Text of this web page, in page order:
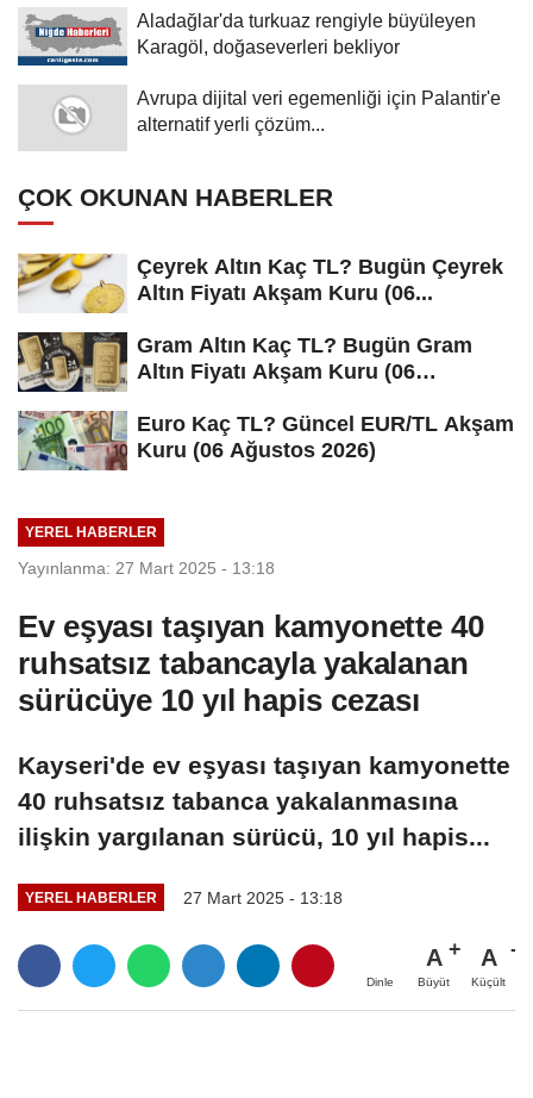
Aladağlar'da turkuaz rengiyle büyüleyen
Karagöl, doğaseverleri bekliyor
Avrupa dijital veri egemenliği için Palantir'e
alternatif yerli çözüm...
ÇOK OKUNAN HABERLER
Çeyrek Altın Kaç TL? Bugün Çeyrek
Altın Fiyatı Akşam Kuru (06...
Gram Altın Kaç TL? Bugün Gram
Altın Fiyatı Akşam Kuru (06
Euro Kaç TL? Güncel EUR/TL Akşam
Kuru (06 Ağustos 2026)
YEREL HABERLER
Yayınlanma: 27 Mart 2025 - 13:18
Ev eşyası taşıyan kamyonette 40
ruhsatsız tabancayla yakalanan
sürücüye 10 yıl hapis cezası
Kayseri'de ev eşyası taşıyan kamyonette
40 ruhsatsız tabanca yakalanmasına
ilişkin yargılanan sürücü, 10 yıl hapis...
YEREL HABERLER 27 Mart 2025 - 13:18
Dinle
A
Büyüt
A
Küçült